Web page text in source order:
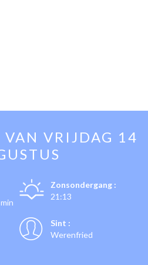
VRIJDAG 14
Zonsondergang :
21:13
Sint :
Werenfried